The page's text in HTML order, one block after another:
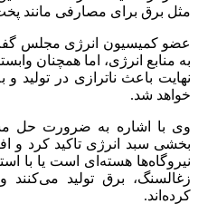
مثل برق برای مصارفی مانند
عضو کمیسیون انرژی مجلس
به منابع انرژی، اما همچنان
نهایت باعث ناترازی در تولید
خواهد شد.
وی با اشاره به ضرورت حل
بخشی سبد انرژی تاکید کرد و
نیروگاه‌ها هسته‌ای است یا با
زغالسنگ، برق تولید می‌کنند
کرده‌اند.